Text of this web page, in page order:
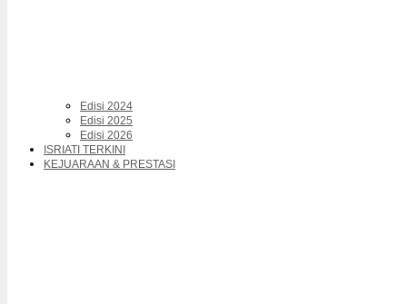
Edisi 2024
Edisi 2025
Edisi 2026
ISRIATI TERKINI
KEJUARAAN & PRESTASI